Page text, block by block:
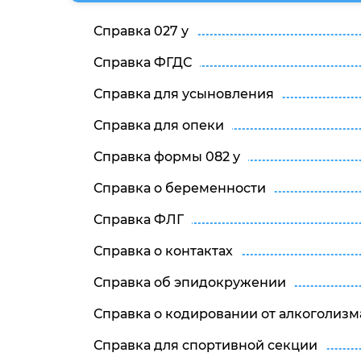
Справка 027 у
Справка ФГДС
Справка для усыновления
Справка для опеки
Справка формы 082 у
Справка о беременности
Справка ФЛГ
Справка о контактах
Справка об эпидокружении
Справка о кодировании от
Справка для спортивной секции